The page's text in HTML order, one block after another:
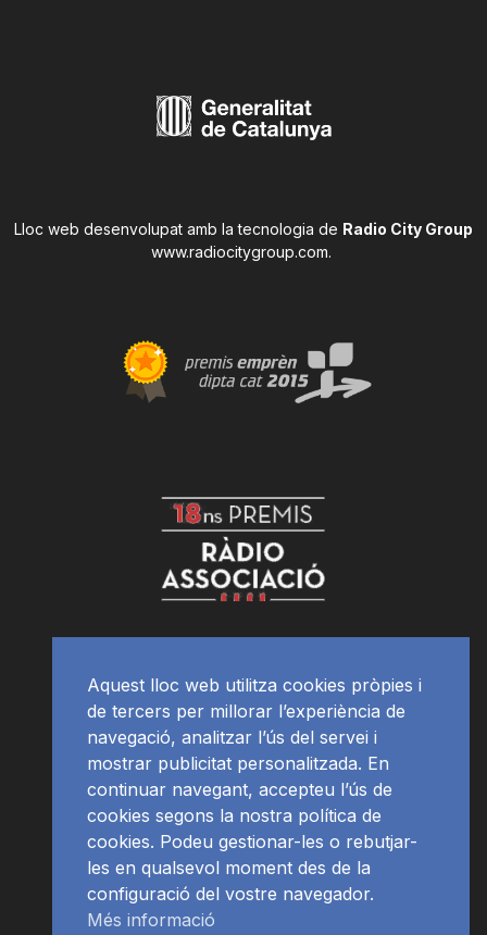
Lloc web desenvolupat amb la tecnologia de Radio City Group
www.radiocitygroup.com.
Aquest lloc web utilitza cookies pròpies i
de tercers per millorar l’experiència de
navegació, analitzar l’ús del servei i
mostrar publicitat personalitzada. En
continuar navegant, accepteu l’ús de
cookies segons la nostra política de
cookies. Podeu gestionar-les o rebutjar-
les en qualsevol moment des de la
configuració del vostre navegador.
Més informació